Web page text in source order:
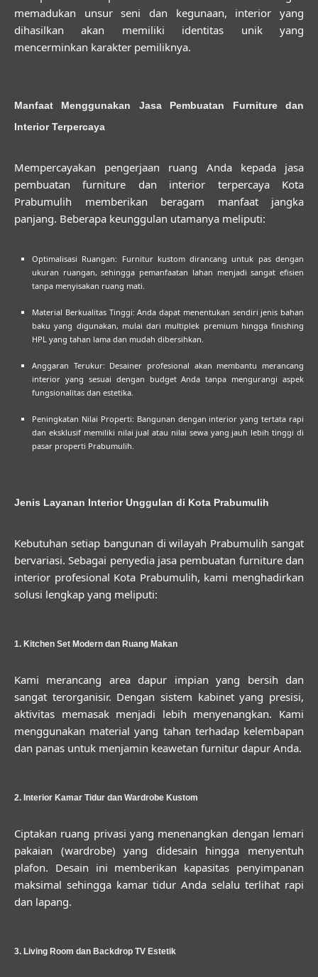
memadukan unsur seni dan kegunaan, interior yang
dihasilkan akan memiliki identitas unik yang
mencerminkan karakter pemiliknya.
Manfaat Menggunakan Jasa Pembuatan Furniture dan
Interior Terpercaya
Mempercayakan pengerjaan ruang Anda kepada jasa
pembuatan furniture dan interior terpercaya Kota
Prabumulih memberikan beragam manfaat jangka
panjang. Beberapa keunggulan utamanya meliputi:
Optimalisasi Ruangan: Furnitur kustom dirancang untuk pas dengan
ukuran ruangan, sehingga pemanfaatan lahan menjadi sangat efisien
tanpa menyisakan ruang mati.
Material Berkualitas Tinggi: Anda dapat menentukan sendiri jenis bahan
baku yang digunakan, mulai dari multiplek premium hingga finishing
HPL yang tahan lama dan mudah dibersihkan.
Anggaran Terukur: Desainer profesional akan membantu merancang
interior yang sesuai dengan budget Anda tanpa mengurangi aspek
fungsionalitas dan estetika.
Peningkatan Nilai Properti: Bangunan dengan interior yang tertata rapi
dan eksklusif memiliki nilai jual atau nilai sewa yang jauh lebih tinggi di
pasar properti Prabumulih.
Jenis Layanan Interior Unggulan di Kota Prabumulih
Kebutuhan setiap bangunan di wilayah Prabumulih sangat
bervariasi. Sebagai penyedia jasa pembuatan furniture dan
interior profesional Kota Prabumulih, kami menghadirkan
solusi lengkap yang meliputi:
1. Kitchen Set Modern dan Ruang Makan
Kami merancang area dapur impian yang bersih dan
sangat terorganisir. Dengan sistem kabinet yang presisi,
aktivitas memasak menjadi lebih menyenangkan. Kami
menggunakan material yang tahan terhadap kelembapan
dan panas untuk menjamin keawetan furnitur dapur Anda.
2. Interior Kamar Tidur dan Wardrobe Kustom
Ciptakan ruang privasi yang menenangkan dengan lemari
pakaian (wardrobe) yang didesain hingga menyentuh
plafon. Desain ini memberikan kapasitas penyimpanan
maksimal sehingga kamar tidur Anda selalu terlihat rapi
dan lapang.
3. Living Room dan Backdrop TV Estetik